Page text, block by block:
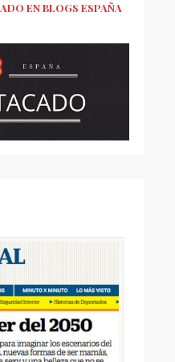
EN BLOGS ESPAÑA